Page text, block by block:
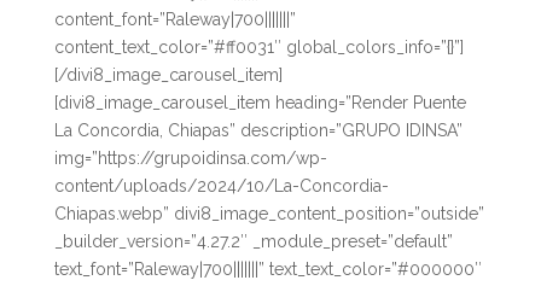
content_font=”Raleway|700|||||||”
content_text_color=”#ff0031″ global_colors_info=”{}”]
[/divi8_image_carousel_item]
[divi8_image_carousel_item heading=”Render Puente
La Concordia, Chiapas” description=”GRUPO IDINSA”
img=”https://grupoidinsa.com/wp-
content/uploads/2024/10/La-Concordia-
Chiapas.webp” divi8_image_content_position=”outside”
_builder_version=”4.27.2″ _module_preset=”default”
text_font=”Raleway|700|||||||” text_text_color=”#000000″